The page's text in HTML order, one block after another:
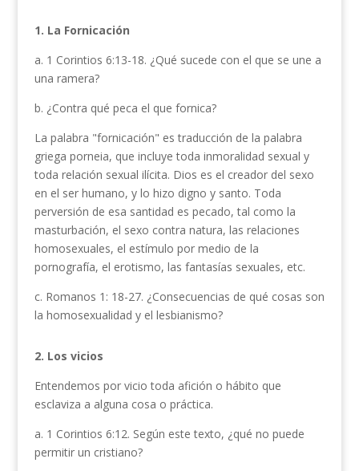
1. La Fornicación
a. 1 Corintios 6:13-18. ¿Qué sucede con el que se une a
una ramera?
b. ¿Contra qué peca el que fornica?
La palabra "fornicación" es traducción de la palabra
griega porneia, que incluye toda inmoralidad sexual y
toda relación sexual ilícita. Dios es el creador del sexo
en el ser humano, y lo hizo digno y santo. Toda
perversión de esa santidad es pecado, tal como la
masturbación, el sexo contra natura, las relaciones
homosexuales, el estímulo por medio de la
pornografía, el erotismo, las fantasías sexuales, etc.
c. Romanos 1: 18-27. ¿Consecuencias de qué cosas son
la homosexualidad y el lesbianismo?
2. Los vicios
Entendemos por vicio toda afición o hábito que
esclaviza a alguna cosa o práctica.
a. 1 Corintios 6:12. Según este texto, ¿qué no puede
permitir un cristiano?